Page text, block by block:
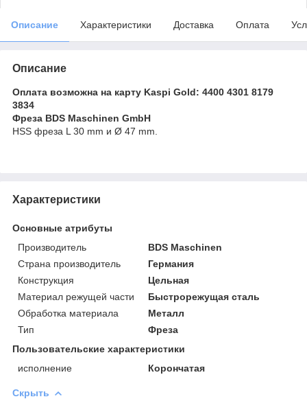
Описание Характеристики Доставка Оплата
Описание
Оплата возможна на карту Kaspi Gold: 4400 4301 8179
3834
Фреза BDS Maschinen GmbH
HSS фреза L 30 mm и Ø 47 mm.
Характеристики
Основные атрибуты
Производитель
BDS Maschinen
Страна производитель
Германия
Конструкция
Цельная
Материал режущей части
Быстрорежущая сталь
Обработка материала
Металл
Тип
Фреза
Пользовательские характеристики
исполнение
Корончатая
Скрыть